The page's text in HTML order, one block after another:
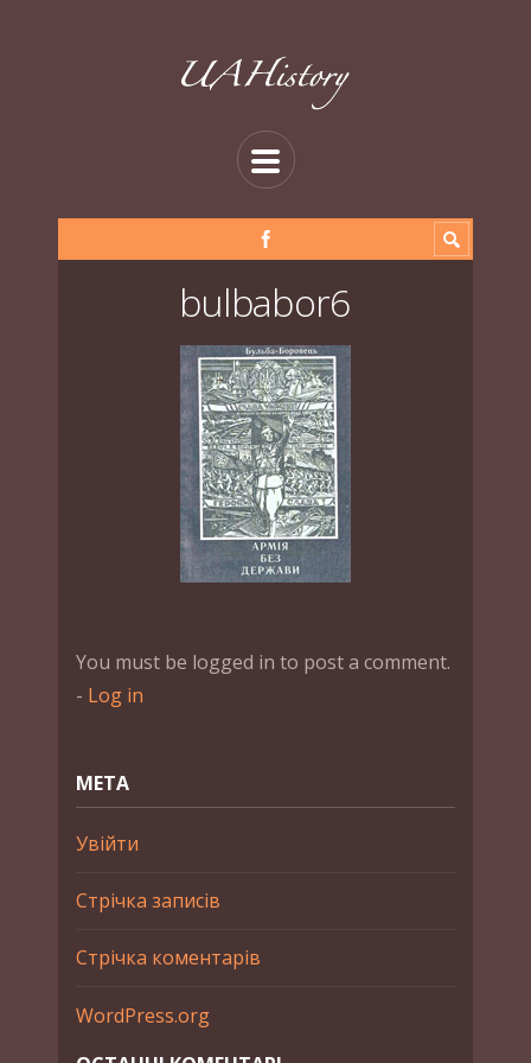
bulbabor6
You must be logged in to post a comment.
- Log in
МЕТА
Увійти
Стрічка записів
Стрічка коментарів
WordPress.org